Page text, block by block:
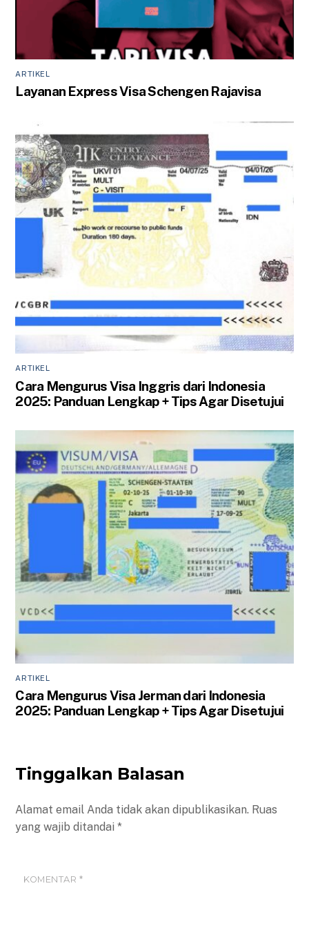
ARTIKEL
Layanan Express Visa Schengen Rajavisa
ARTIKEL
Cara Mengurus Visa Inggris dari Indonesia
2025: Panduan Lengkap + Tips Agar Disetujui
ARTIKEL
Cara Mengurus Visa Jerman dari Indonesia
2025: Panduan Lengkap + Tips Agar Disetujui
Tinggalkan Balasan
Alamat email Anda tidak akan dipublikasikan. Ruas
yang wajib ditandai*
KOMENTAR*